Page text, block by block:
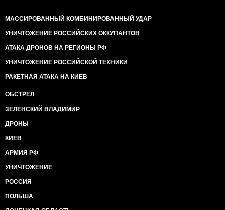
МАССИРОВАННЫЙ КОМБИНИРОВАННЫЙ УДАР
УНИЧТОЖЕНИЕ РОССИЙСКИХ ОККУПАНТОВ
АТАКА ДРОНОВ НА РЕГИОНЫ РФ
УНИЧТОЖЕНИЕ РОССИЙСКОЙ ТЕХНИКИ
РАКЕТНАЯ АТАКА НА КИЕВ
ОБСТРЕЛ
ЗЕЛЕНСКИЙ ВЛАДИМИР
ДРОНЫ
КИЕВ
АРМИЯ РФ
УНИЧТОЖЕНИЕ
РОССИЯ
ПОЛЬША